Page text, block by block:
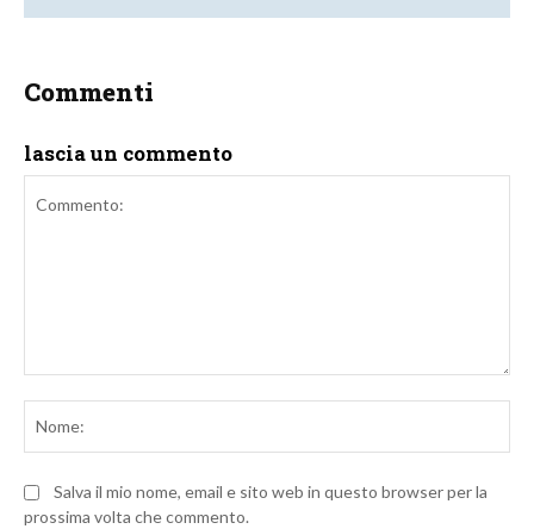
Commenti
lascia un commento
Salva il mio nome, email e sito web in questo browser per la
prossima volta che commento.